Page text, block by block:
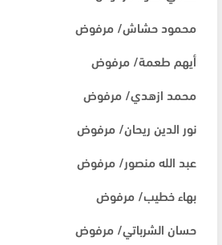
محمود حشاش/ مرفوض
أيهم طعمة/ مرفوض
محمد ازهدي/ مرفوض
نور الدين ريحان/ مرفوض
عبد الله منصور/ مرفوض
بهاء خطيب/ مرفوض
حسان الشرباتي/ مرفوض